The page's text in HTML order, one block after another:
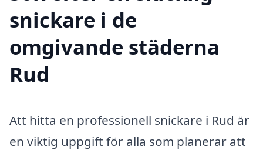
snickare i de
omgivande städerna
Rud
Att hitta en professionell snickare i Rud är
en viktig uppgift för alla som planerar att